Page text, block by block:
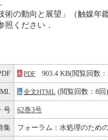
術の動向と展望」（触媒年
照ください．
PDF 903.4 KB(閲覧回数
全文HTML (閲覧回数：8回)
号 62巻3号
集 フォーラム：水処理のため